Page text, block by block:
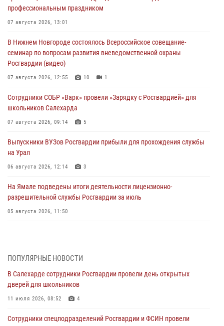
профессиональным праздником
07 августа 2026, 13:01
В Нижнем Новгороде состоялось Всероссийское совещание-
семинар по вопросам развития вневедомственной охраны
Росгвардии (видео)
07 августа 2026, 12:55 10 1
Сотрудники СОБР «Варк» провели «Зарядку с Росгвардией» для
школьников Салехарда
07 августа 2026, 09:14 5
Выпускники ВУЗов Росгвардии прибыли для прохождения службы
на Урал
06 августа 2026, 12:14 3
На Ямале подведены итоги деятельности лицензионно-
разрешительной службы Росгвардии за июль
05 августа 2026, 11:50
03 августа 2026, 07:21 2
Генерал-полковник Юрий Аверин выступил на Всероссийском
молодёжном образовательном форуме «Территория смыслов»
03 августа 2026, 06:54
Директор Росгвардии Герой России генерал армии Виктор Золотов
ПОПУЛЯРНЫЕ НОВОСТИ
В Салехарде сотрудники Росгвардии провели день открытых
дверей для школьников
11 июля 2026, 08:52 4
Сотрудники спецподразделений Росгвардии и ФСИН провели